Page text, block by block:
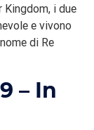
i due
e vivono
di Re
– In